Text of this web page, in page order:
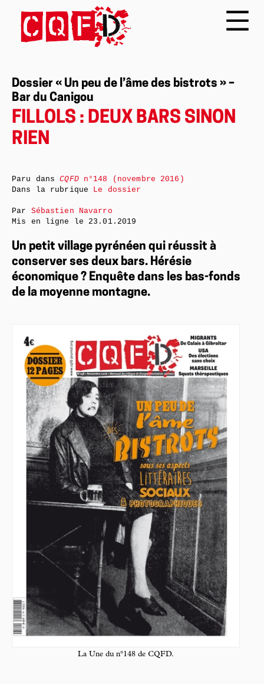
Dossier « Un peu de l’âme des bistrots » –
Bar du Canigou
FILLOLS : DEUX BARS SINON
RIEN
Un petit village pyrénéen qui réussit à
conserver ses deux bars. Hérésie
économique ? Enquête dans les bas-fonds
de la moyenne montagne.
La Une du n°148 de CQFD.
Paru dansCQFDn°148 (novembre 2016)
Dans la rubrique Le dossier
Par Sébastien Navarro
Mis en ligne le 23.01.2019